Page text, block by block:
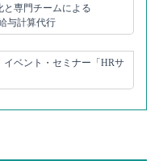
専門チームによる
与計算代行
イベント・セミナー「HRサ